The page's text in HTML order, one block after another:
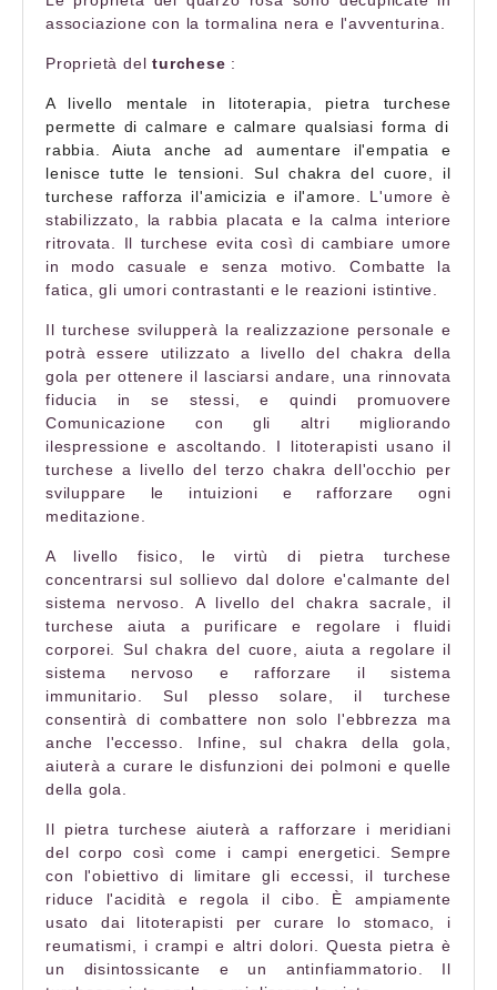
associazione con la tormalina nera e l'avventurina.
Proprietà delturchese :
A livello mentale in litoterapia , pietra turchese
permette di calmare e calmare qualsiasi forma di
rabbia. Aiuta anche ad aumentare il'empatia e
lenisce tutte le tensioni . Sul chakra del cuore, il
turchese rafforza il'amicizia e il'amore. L'umore è
stabilizzato, la rabbia placata e la calma interiore
ritrovata. Il turchese evita così di cambiare umore
in modo casuale e senza motivo. Combatte la
fatica, gli umori contrastanti e le reazioni istintive.
Il turchese svilupperà la realizzazione personale e
potrà essere utilizzato a livello del chakra della
gola per ottenere il lasciarsi andare, una rinnovata
fiducia in se stessi, e quindi promuovere
Comunicazione con gli altri migliorando
ilespressione e ascoltando. I litoterapisti usano il
turchese a livello del terzo chakra dell'occhio per
sviluppare le intuizioni e rafforzare ogni
meditazione.
A livello fisico, le virtù di pietra turchese
concentrarsi sul sollievo dal dolore e'calmante del
sistema nervoso. A livello del chakra sacrale, il
turchese aiuta a purificare e regolare i fluidi
corporei. Sul chakra del cuore, aiuta a regolare il
sistema nervoso e rafforzare il sistema
immunitario. Sul plesso solare, il turchese
consentirà di combattere non solo l'ebbrezza ma
anche l'eccesso. Infine, sul chakra della gola,
aiuterà a curare le disfunzioni dei polmoni e quelle
della gola.
Il pietra turchese aiuterà a rafforzare i meridiani
del corpo così come i campi energetici. Sempre
con l'obiettivo di limitare gli eccessi, il turchese
riduce l'acidità e regola il cibo. È ampiamente
usato dai litoterapisti per curare lo stomaco, i
reumatismi, i crampi e altri dolori. Questa pietra è
un disintossicante e un antinfiammatorio. Il